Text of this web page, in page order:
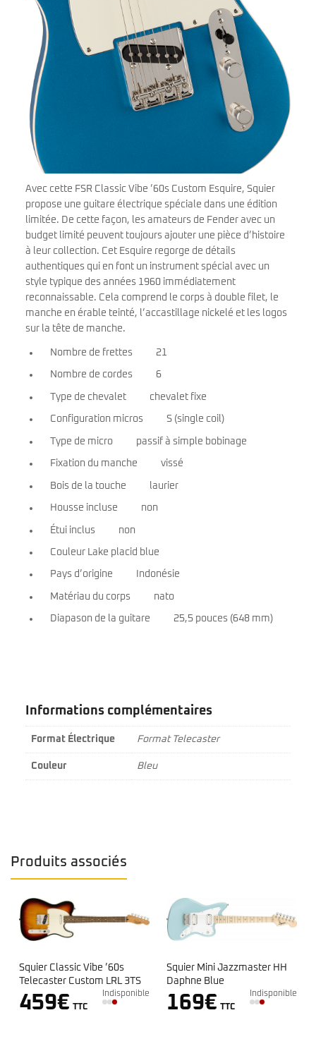
Avec cette FSR Classic Vibe ’60s Custom Esquire, Squier
propose une guitare électrique spéciale dans une édition
limitée. De cette façon, les amateurs de Fender avec un
budget limité peuvent toujours ajouter une pièce d’histoire
à leur collection. Cet Esquire regorge de détails
authentiques qui en font un instrument spécial avec un
style typique des années 1960 immédiatement
reconnaissable. Cela comprend le corps à double filet, le
manche en érable teinté, l’accastillage nickelé et les logos
sur la tête de manche.
Nombre de frettes 21
Nombre de cordes 6
Type de chevalet chevalet fixe
Configuration micros S (single coil)
Type de micro passif à simple bobinage
Fixation du manche vissé
Bois de la touche laurier
Housse incluse non
Étui inclus non
Couleur Lake placid blue
Pays d’origine Indonésie
Matériau du corps nato
Diapason de la guitare 25,5 pouces (648 mm)
Informations complémentaires
Format Électrique Format Telecaster
Couleur Bleu
Produits associés
Squier Classic Vibe ’60s
Telecaster Custom LRL 3TS
459€ TTC
Indisponible
Squier Mini Jazzmaster HH
Daphne Blue
169€ TTC
Indisponible